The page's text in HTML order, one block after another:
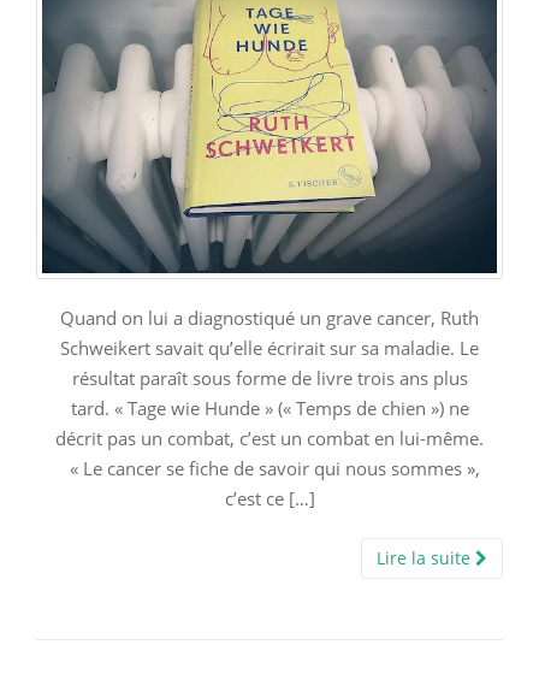
Quand on lui a diagnostiqué un grave cancer, Ruth
Schweikert savait qu’elle écrirait sur sa maladie. Le
résultat paraît sous forme de livre trois ans plus
tard. « Tage wie Hunde » (« Temps de chien ») ne
décrit pas un combat, c’est un combat en lui-même.
« Le cancer se fiche de savoir qui nous sommes »,
c’est ce […]
Lire la suite